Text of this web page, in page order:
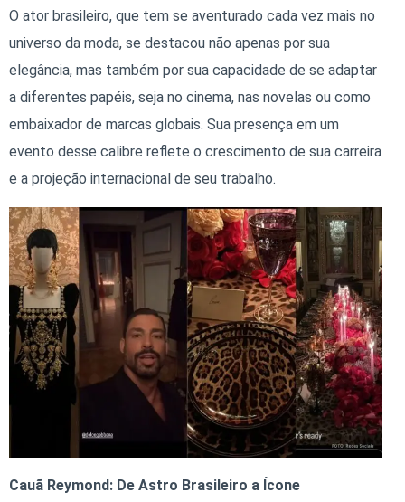
O ator brasileiro, que tem se aventurado cada vez mais no
universo da moda, se destacou não apenas por sua
elegância, mas também por sua capacidade de se adaptar
a diferentes papéis, seja no cinema, nas novelas ou como
embaixador de marcas globais. Sua presença em um
evento desse calibre reflete o crescimento de sua carreira
e a projeção internacional de seu trabalho.
Cauã Reymond: De Astro Brasileiro a Ícone